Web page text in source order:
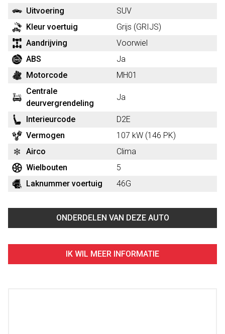
Uitvoering
SUV
Kleur voertuig
Grijs (GRIJS)
Aandrijving
Voorwiel
ABS
Ja
Motorcode
MH01
Centrale
deurvergrendeling
Ja
Interieurcode
D2E
Vermogen
107 kW (146 PK)
Airco
Clima
Wielbouten
5
Laknummer voertuig
46G
ONDERDELEN VAN DEZE AUTO
IK WIL MEER INFORMATIE